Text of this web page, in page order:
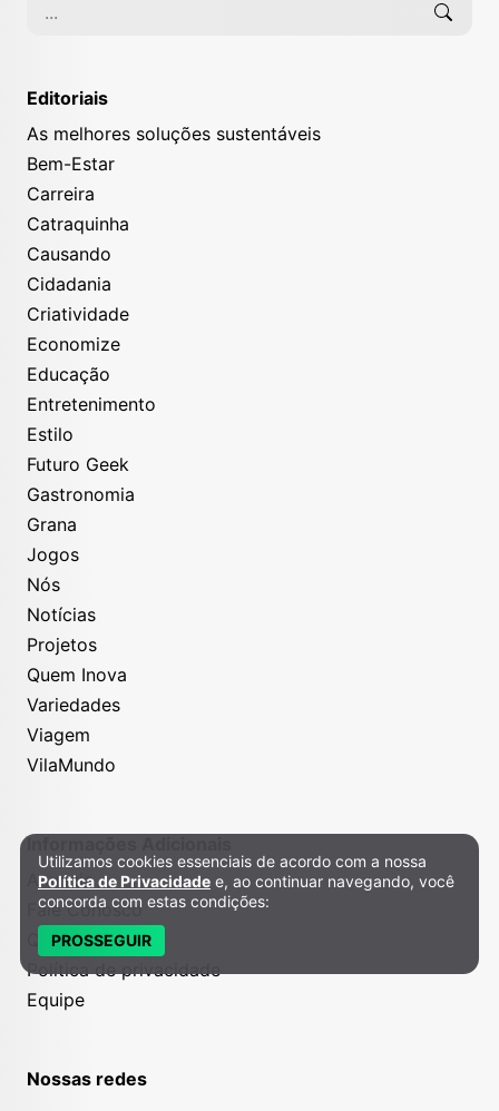
Editoriais
As melhores soluções sustentáveis
Bem-Estar
Carreira
Catraquinha
Causando
Cidadania
Criatividade
Economize
Educação
Entretenimento
Estilo
Futuro Geek
Gastronomia
Grana
Jogos
Nós
Notícias
Projetos
Quem Inova
Variedades
Viagem
VilaMundo
Informações Adicionais
Anuncie
Fale Conosco
Quem somos
Política de privacidade
Equipe
Nossas redes
Política de Privacidade e Cookies
Utilizamos cookies essenciais de acordo com a nossa
Política de Privacidade e, ao continuar navegando, você
concorda com estas condições:
PROSSEGUIR